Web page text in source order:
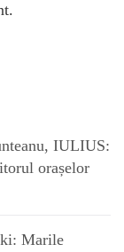
IULIUS:
orașelor
Marile